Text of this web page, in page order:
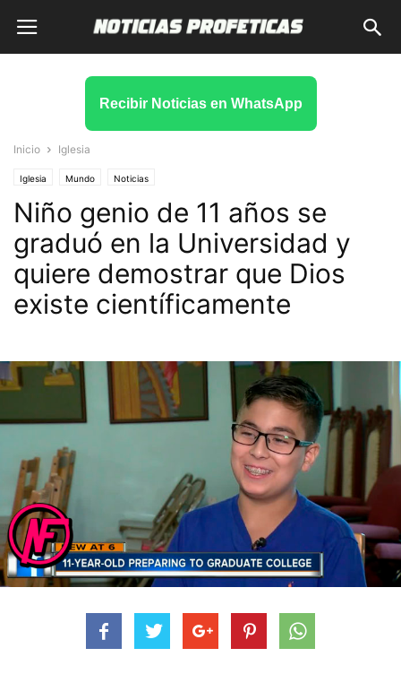
Recibir Noticias en WhatsApp
Inicio Iglesia
Iglesia Mundo Noticias
Niño genio de 11 años se
graduó en la Universidad y
quiere demostrar que Dios
existe científicamente